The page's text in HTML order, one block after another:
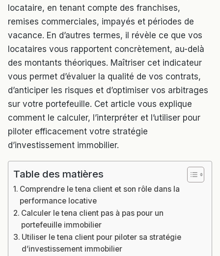
locataire, en tenant compte des franchises,
remises commerciales, impayés et périodes de
vacance. En d’autres termes, il révèle ce que vos
locataires vous rapportent concrètement, au-delà
des montants théoriques. Maîtriser cet indicateur
vous permet d’évaluer la qualité de vos contrats,
d’anticiper les risques et d’optimiser vos arbitrages
sur votre portefeuille. Cet article vous explique
comment le calculer, l’interpréter et l’utiliser pour
piloter efficacement votre stratégie
d’investissement immobilier.
Table des matières
Comprendre le tena client et son rôle dans la
performance locative
Calculer le tena client pas à pas pour un
portefeuille immobilier
Utiliser le tena client pour piloter sa stratégie
d’investissement immobilier